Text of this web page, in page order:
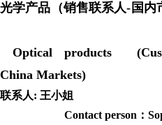
光学产品（销售
Optical products
China Markets)
联系人:
Contact person：